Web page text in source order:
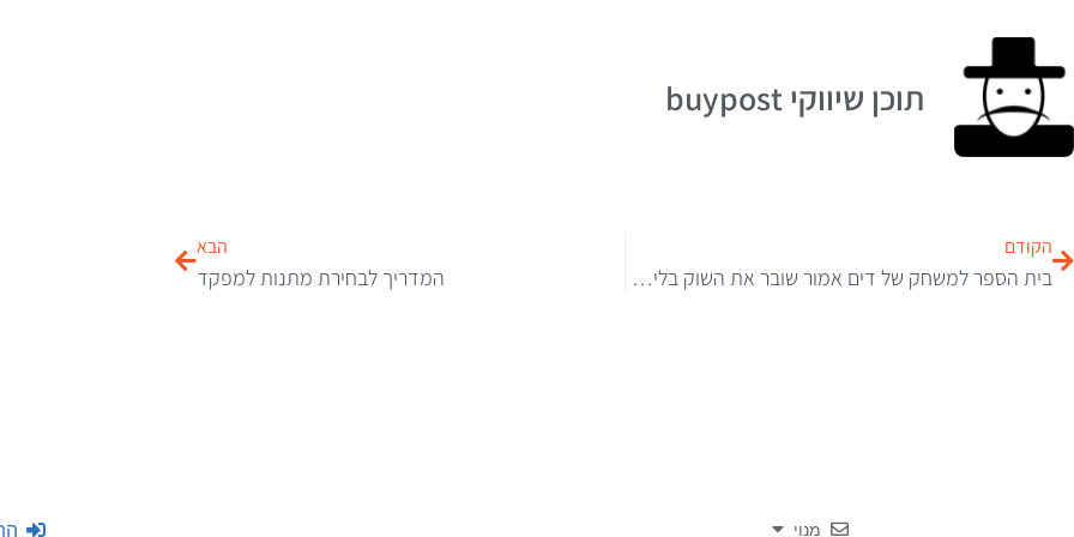
תוכן שיווקי buypost
הקודם
בית הספר למשחק של דים אמור שובר את השוק בלימודי משחק – 3 שנים ללא עלות – הסבסוד 100%
הבא
המדריך לבחירת מתנות למפקד
מנוי